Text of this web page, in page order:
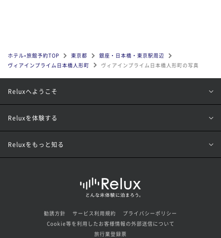
ホテル•旅館予約TOP 東京都
銀座・日本橋・東京駅周辺
ヴィアインプライム日本橋人形町
ヴィアインプライム日本橋人形町の写真
Reluxへようこそ
Reluxを体験する
Reluxをもっと知る
勧誘方針 サービス利用規約
プライバシーポリシー
Cookie等を利用したお客様情報の外部送信について
旅行業登録票